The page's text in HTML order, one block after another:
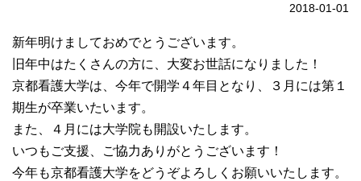
大学紹介
看護学部・編入学
学校生活
2018-01-01
新年明けましておめでとうございます。
旧年中はたくさんの方に、大変お世話になりました！
京都看護大学は、今年で開学４年目となり、３月には第１
期生が卒業いたいます。
また、４月には大学院も開設いたします。
いつもご支援、ご協力ありがとうございます！
今年も京都看護大学をどうぞよろしくお願いいたします。